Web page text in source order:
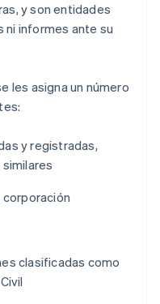
y son entidades
ni informes ante su
les asigna un número
y registradas,
corporación
clasificadas como